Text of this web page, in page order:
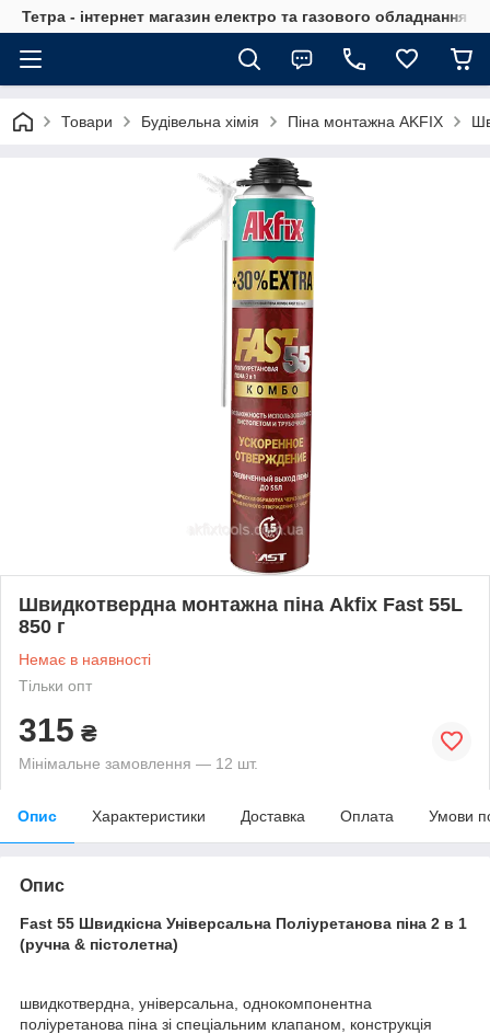
Тетра - інтернет магазин електро та газового обладнання,
Товари Будівельна хімія Піна монтажна AKFIX
Швидкотвердна монтажна піна Akfix Fast 55L
850 г
Немає в наявності
Тільки опт
315 ₴
Мінімальне замовлення — 12 шт.
Опис Характеристики Доставка Оплата Умови
Опис
Fast 55 Швидкісна Універсальна Поліуретанова піна 2 в 1
(ручна & пістолетна)
швидкотвердна, універсальна, однокомпонентна
поліуретанова піна зі спеціальним клапаном, конструкція